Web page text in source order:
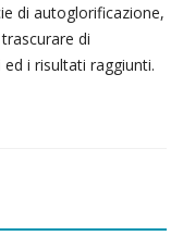
di autoglorificazione,
di
i risultati raggiunti.